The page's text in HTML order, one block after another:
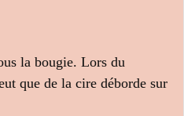
la bougie. Lors du
que de la cire déborde sur